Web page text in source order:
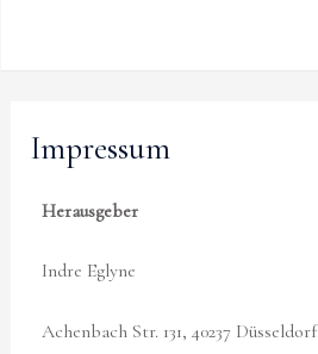
Impressum
Herausgeber
Indre Eglyne
Achenbach Str. 131, 40237 Düsseldorf